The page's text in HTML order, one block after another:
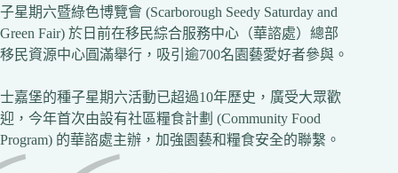
子星期六暨綠色博覽會 (Scarborough Seedy Saturday and
Green Fair) 於日前在移民綜合服務中心（華諮處）總部
移民資源中心圓滿舉行，吸引逾700名園藝愛好者參與。
士嘉堡的種子星期六活動已超過10年歷史，廣受大眾歡
迎，今年首次由設有社區糧食計劃 (Community Food
Program) 的華諮處主辦，加強園藝和糧食安全的聯繫。